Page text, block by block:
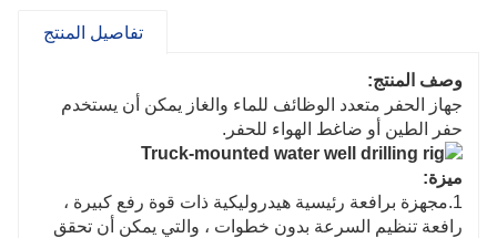
تفاصيل المنتج
وصف المنتج:
جهاز الحفر متعدد الوظائف للماء والغاز يمكن أن يستخدم
حفر الطين أو ضاغط الهواء للحفر.
ميزة:
1.مجهزة برافعة رئيسية هيدروليكية ذات قوة رفع كبيرة ،
رافعة تنظيم السرعة بدون خطوات ، والتي يمكن أن تحقق